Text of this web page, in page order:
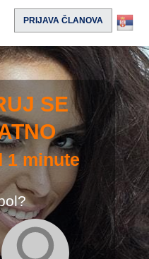
PRIJAVA ČLANOVA
SE
1 minute